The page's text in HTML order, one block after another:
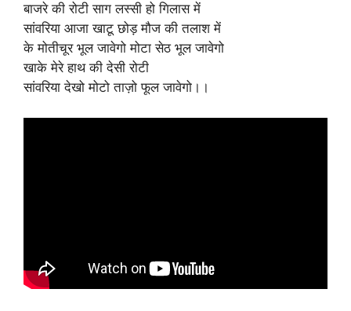
बाजरे की रोटी साग लस्सी हो गिलास में
सांवरिया आजा खाटू छोड़ मौज की तलाश में
के मोतीचूर भूल जावेगो मोटा सेठ भूल जावेगो
खाके मेरे हाथ की देसी रोटी
सांवरिया देखो मोटो ताज़ो फूल जावेगो।।